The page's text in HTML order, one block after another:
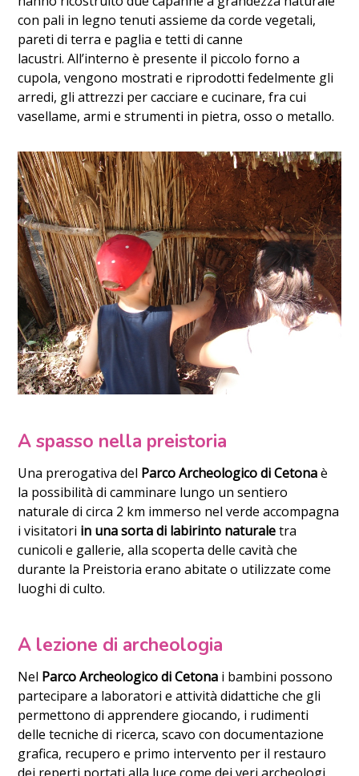
con pali in legno tenuti assieme da corde vegetali,
pareti di terra e paglia e tetti di canne
lacustri. All’interno è presente il piccolo forno a
cupola, vengono mostrati e riprodotti fedelmente gli
arredi, gli attrezzi per cacciare e cucinare, fra cui
vasellame, armi e strumenti in pietra, osso o metallo.
A spasso nella preistoria
Una prerogativa del Parco Archeologico di Cetonaè
la possibilità di camminare lungo un sentiero
naturale di circa 2 km immerso nel verde accompagna
i visitatori in una sorta di labirinto naturaletra
cunicoli e gallerie, alla scoperta delle cavità che
durante la Preistoria erano abitate o utilizzate come
luoghi di culto.
A lezione di archeologia
Nel Parco Archeologico di Cetona i bambini possono
partecipare a laboratori e attività didattiche che gli
permettono di apprendere giocando, i rudimenti
delle tecniche di ricerca, scavo con documentazione
grafica, recupero e primo intervento per il restauro